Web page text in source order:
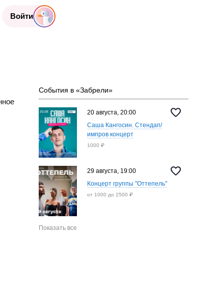
Войти
События в «Забрели»
20 августа, 20:00
Саша Кангосин. Стендап/
импров концерт
1000 ₽
29 августа, 19:00
Концерт группы "Оттепель"
от 1000 до 2500 ₽
Показать все